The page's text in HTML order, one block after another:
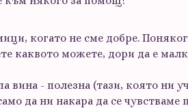
когато не сме добре.
каквото можете, дори да е
вина - полезна (тази, която ни
да ни накара да се чувстваме